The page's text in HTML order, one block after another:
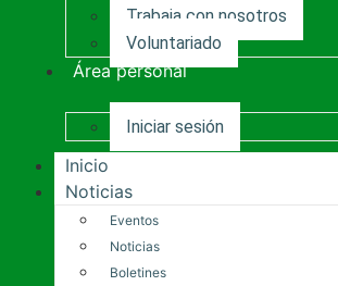
Trabaja con nosotros
Voluntariado
Área personal
Iniciar sesión
Inicio
Noticias
Eventos
Noticias
Boletines